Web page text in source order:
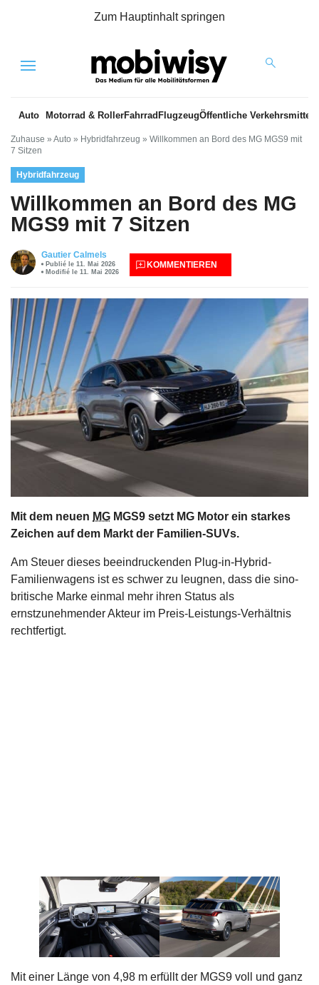
Zum Hauptinhalt springen
Menu
Auto Motorrad & RollerFahrrad FlugzeugÖffentliche Verkehrsmittel
Zuhause » Auto » Hybridfahrzeug » Willkommen an Bord des MG MGS9 mit
7 Sitzen
Hybridfahrzeug
Willkommen an Bord des MG
MGS9 mit 7 Sitzen
Gautier Calmels
Publié le 11. Mai 2026
Modifié le 11. Mai 2026
KOMMENTIEREN
Mit dem neuen MG MGS9 setzt MG Motor ein starkes
Zeichen auf dem Markt der Familien-SUVs.
Am Steuer dieses beeindruckenden Plug-in-Hybrid-
Familienwagens ist es schwer zu leugnen, dass die sino-
britische Marke einmal mehr ihren Status als
ernstzunehmender Akteur im Preis-Leistungs-Verhältnis
rechtfertigt.
Mit einer Länge von 4,98 m erfüllt der MGS9 voll und ganz